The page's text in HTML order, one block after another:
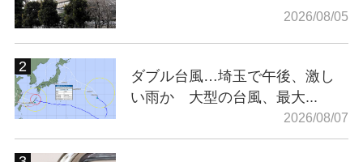
2026/08/05
ダブル台風…埼玉で午後、激し
い雨か 大型の台風、最大...
2026/08/07